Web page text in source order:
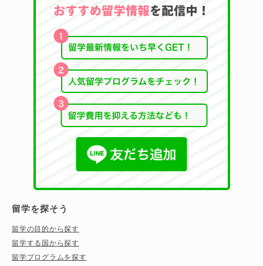
留学を探そう
留学の目的から探す
留学する国から探す
留学プログラムを探す